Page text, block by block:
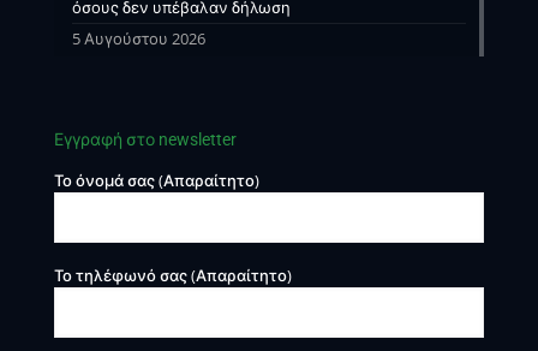
όσους δεν υπέβαλαν δήλωση
5 Αυγούστου 2026
Εγγραφή στο newsletter
Το όνομά σας (Απαραίτητο)
Το τηλέφωνό σας (Απαραίτητο)